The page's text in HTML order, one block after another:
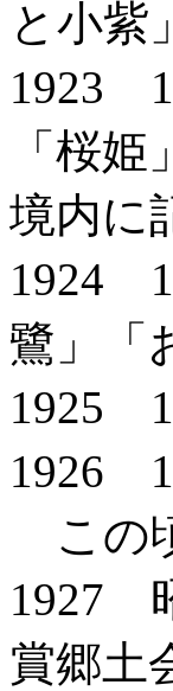
と小紫
1923
「桜
境内に
1924
鷺」「
1925
1926
この
1927
賞郷土